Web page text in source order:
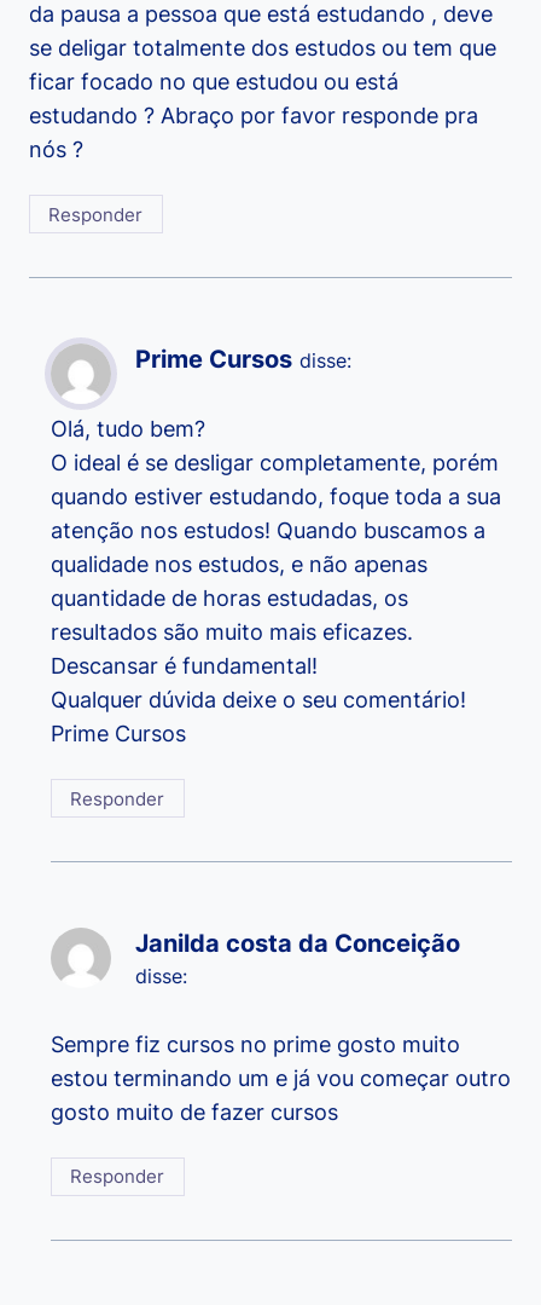
da pausa a pessoa que está estudando , deve
se deligar totalmente dos estudos ou tem que
ficar focado no que estudou ou está
estudando ? Abraço por favor responde pra
nós ?
Responder
Prime Cursos disse:
Olá, tudo bem?
O ideal é se desligar completamente, porém
quando estiver estudando, foque toda a sua
atenção nos estudos! Quando buscamos a
qualidade nos estudos, e não apenas
quantidade de horas estudadas, os
resultados são muito mais eficazes.
Descansar é fundamental!
Qualquer dúvida deixe o seu comentário!
Prime Cursos
Responder
Janilda costa da Conceição
disse:
Sempre fiz cursos no prime gosto muito
estou terminando um e já vou começar outro
gosto muito de fazer cursos
Responder